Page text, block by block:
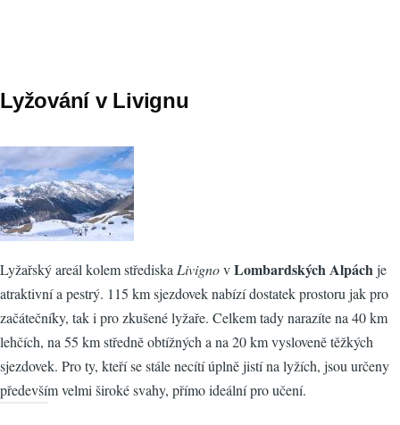
Lyžování v Livignu
Lyžařský areál kolem střediska LivignovLombardských Alpáchje
atraktivní a pestrý. 115 km sjezdovek nabízí dostatek prostoru jak pro
začátečníky, tak i pro zkušené lyžaře. Celkem tady narazíte na 40 km
lehčích, na 55 km středně obtížných a na 20 km vysloveně těžkých
sjezdovek. Pro ty, kteří se stále necítí úplně jistí na lyžích, jsou určeny
především velmi široké svahy, přímo ideální pro učení.